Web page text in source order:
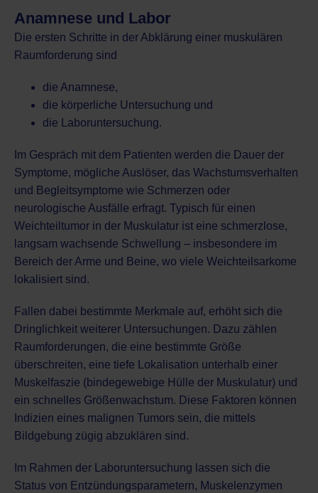
Anamnese und Labor
Die ersten Schritte in der Abklärung einer muskulären
Raumforderung sind
die Anamnese,
die körperliche Untersuchung und
die Laboruntersuchung.
Im Gespräch mit dem Patienten werden die Dauer der
Symptome, mögliche Auslöser, das Wachstumsverhalten
und Begleitsymptome wie Schmerzen oder
neurologische Ausfälle erfragt. Typisch für einen
Weichteiltumor in der Muskulatur ist eine schmerzlose,
langsam wachsende Schwellung – insbesondere im
Bereich der Arme und Beine, wo viele Weichteilsarkome
lokalisiert sind.
Fallen dabei bestimmte Merkmale auf, erhöht sich die
Dringlichkeit weiterer Untersuchungen. Dazu zählen
Raumforderungen, die eine bestimmte Größe
überschreiten, eine tiefe Lokalisation unterhalb einer
Muskelfaszie (bindegewebige Hülle der Muskulatur) und
ein schnelles Größenwachstum. Diese Faktoren können
Indizien eines malignen Tumors sein, die mittels
Bildgebung zügig abzuklären sind.
Im Rahmen der Laboruntersuchung lassen sich die
Status von Entzündungsparametern, Muskelenzymen